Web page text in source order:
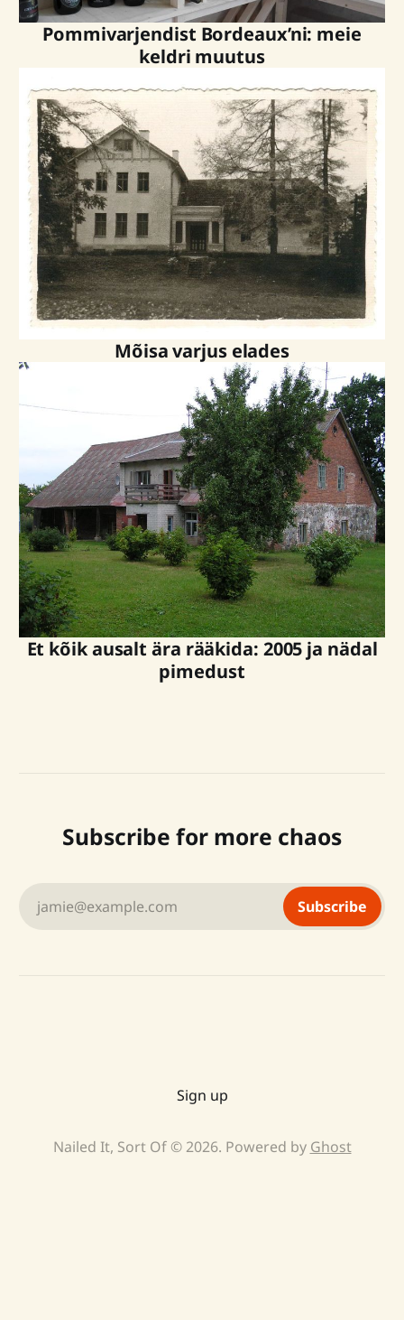
Pommivarjendist Bordeaux’ni: meie
keldri muutus
Mõisa varjus elades
Et kõik ausalt ära rääkida: 2005 ja nädal
pimedust
Subscribe for more chaos
jamie@example.com Subscribe
Sign up
Nailed It, Sort Of © 2026. Powered by Ghost